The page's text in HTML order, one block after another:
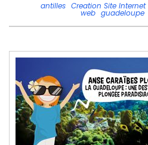
antilles Creation Site Internet
web guadeloupe